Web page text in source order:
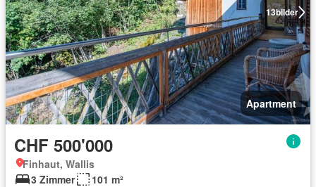
13bilder
Apartment
CHF 500'000
Finhaut, Wallis
3 Zimmer
101 m²